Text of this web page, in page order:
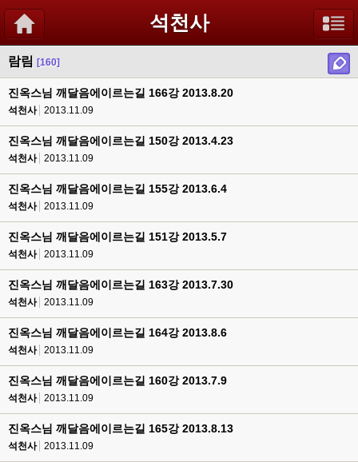
석천사
람림 [160]
진옥스님 깨달음에이르는길 166강 2013.8.20
석천사 2013.11.09
진옥스님 깨달음에이르는길 150강 2013.4.23
석천사 2013.11.09
진옥스님 깨달음에이르는길 155강 2013.6.4
석천사 2013.11.09
진옥스님 깨달음에이르는길 151강 2013.5.7
석천사 2013.11.09
진옥스님 깨달음에이르는길 163강 2013.7.30
석천사 2013.11.09
진옥스님 깨달음에이르는길 164강 2013.8.6
석천사 2013.11.09
진옥스님 깨달음에이르는길 160강 2013.7.9
석천사 2013.11.09
진옥스님 깨달음에이르는길 165강 2013.8.13
석천사 2013.11.09